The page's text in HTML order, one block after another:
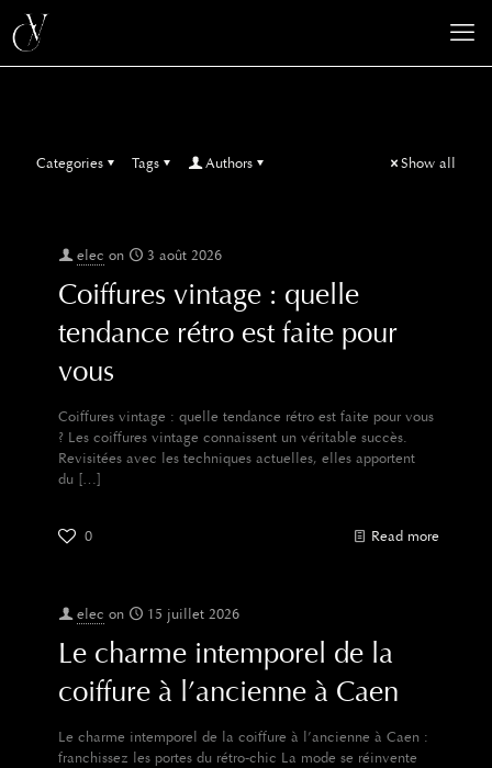
Categories Tags Authors Show all
elec on 3 août 2026
Coiffures vintage : quelle
tendance rétro est faite pour
vous
Coiffures vintage : quelle tendance rétro est faite pour vous
? Les coiffures vintage connaissent un véritable succès.
Revisitées avec les techniques actuelles, elles apportent
du […]
0 Read more
elec on 15 juillet 2026
Le charme intemporel de la
coiffure à l’ancienne à Caen
Le charme intemporel de la coiffure à l’ancienne à Caen :
franchissez les portes du rétro-chic La mode se réinvente